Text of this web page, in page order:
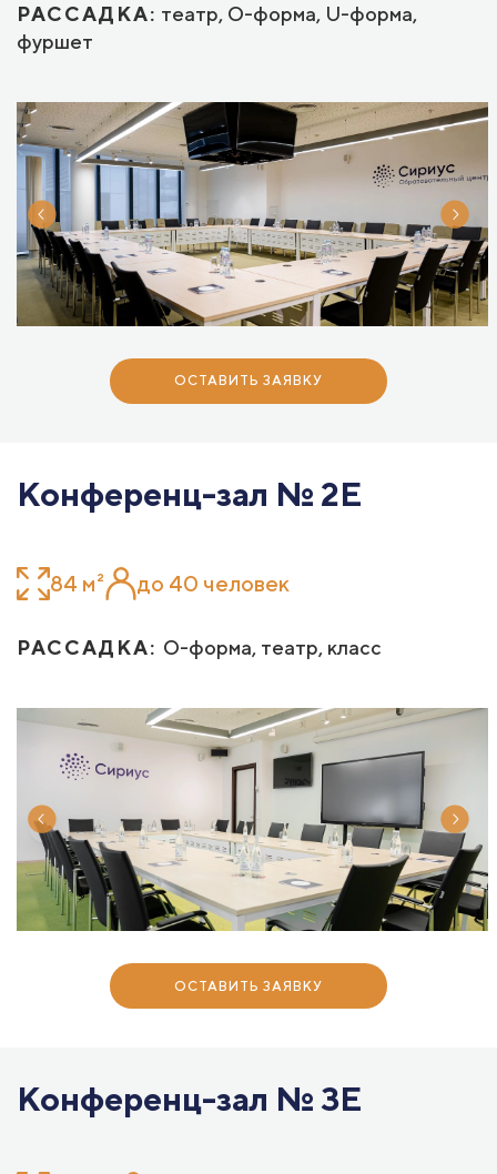
РАССАДКА: театр, О-форма, U-форма,
фуршет
ОСТАВИТЬ ЗАЯВКУ
Конференц-зал № 2E
84 м² до 40 человек
РАССАДКА: О-форма, театр, класс
ОСТАВИТЬ ЗАЯВКУ
Конференц-зал № 3E